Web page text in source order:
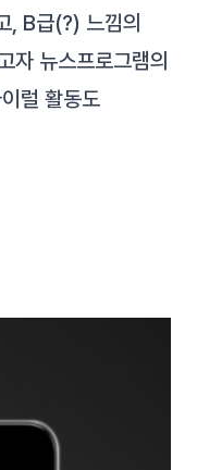
, B급(?) 느낌의
자 뉴스프로그램의
럴 활동도